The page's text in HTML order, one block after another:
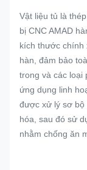
Vật liệu tủ là
bị CNC AMAD
kích thước chính
hàn, đảm bảo
trong và các loại
ứng dụng linh
được xử lý sơ bộ
hóa, sau đó sử
nhằm chống ăn